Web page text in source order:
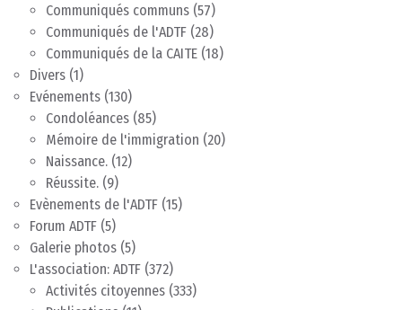
Communiqués communs (57)
Communiqués de l'ADTF (28)
Communiqués de la CAITE (18)
Divers (1)
Evénements (130)
Condoléances (85)
Mémoire de l'immigration (20)
Naissance. (12)
Réussite. (9)
Evènements de l'ADTF (15)
Forum ADTF (5)
Galerie photos (5)
L'association: ADTF (372)
Activités citoyennes (333)